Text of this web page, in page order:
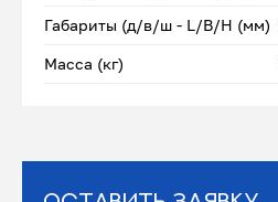
Габариты (д/в/ш - L/B/H (мм)
Масса (кг)